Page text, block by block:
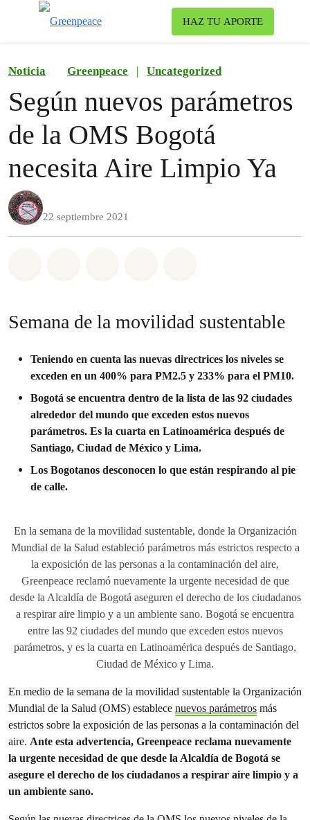
HAZ TU APORTE
Noticia Greenpeace | Uncategorized
Según nuevos parámetros
de la OMS Bogotá
necesita Aire Limpio Ya
22 septiembre 2021
Semana de la movilidad sustentable
Teniendo en cuenta las nuevas directrices los niveles se
exceden en un 400% para PM2.5 y 233% para el PM10.
Bogotá se encuentra dentro de la lista de las 92 ciudades
alrededor del mundo que exceden estos nuevos
parámetros. Es la cuarta en Latinoamérica después de
Santiago, Ciudad de México y Lima.
Los Bogotanos desconocen lo que están respirando al pie
de calle.
En la semana de la movilidad sustentable, donde la Organización
Mundial de la Salud estableció parámetros más estrictos respecto a
la exposición de las personas a la contaminación del aire,
Greenpeace reclamó nuevamente la urgente necesidad de que
desde la Alcaldía de Bogotá aseguren el derecho de los ciudadanos
a respirar aire limpio y a un ambiente sano. Bogotá se encuentra
entre las 92 ciudades del mundo que exceden estos nuevos
parámetros, y es la cuarta en Latinoamérica después de Santiago,
Ciudad de México y Lima.
En medio de la semana de la movilidad sustentable la Organización
Mundial de la Salud (OMS) establece nuevos parámetros más
estrictos sobre la exposición de las personas a la contaminación del
aire. Ante esta advertencia, Greenpeace reclama nuevamente
la urgente necesidad de que desde la Alcaldía de Bogotá se
asegure el derecho de los ciudadanos a respirar aire limpio y a
un ambiente sano.